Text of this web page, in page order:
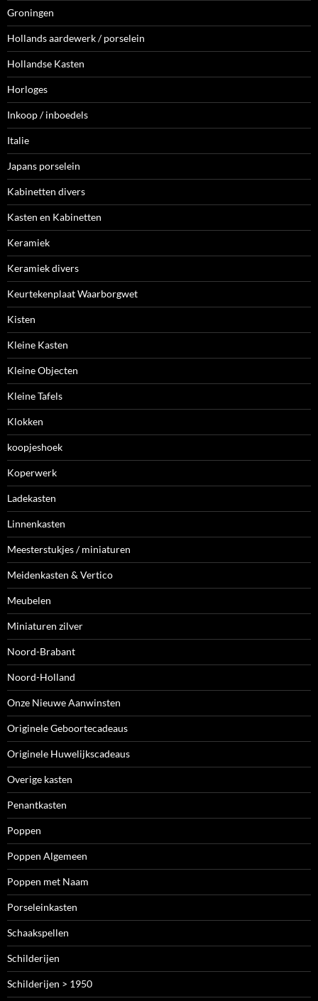
Groningen
Hollands aardewerk / porselein
Hollandse Kasten
Horloges
Inkoop / inboedels
Italie
Japans porselein
Kabinetten divers
Kasten en Kabinetten
Keramiek
Keramiek divers
Keurtekenplaat Waarborgwet
Kisten
Kleine Kasten
Kleine Objecten
Kleine Tafels
Klokken
koopjeshoek
Koperwerk
Ladekasten
Linnenkasten
Meesterstukjes / miniaturen
Meidenkasten & Vertico
Meubelen
Miniaturen zilver
Noord-Brabant
Noord-Holland
Onze Nieuwe Aanwinsten
Originele Geboortecadeaus
Originele Huwelijkscadeaus
Overige kasten
Penantkasten
Poppen
Poppen Algemeen
Poppen met Naam
Porseleinkasten
Schaakspellen
Schilderijen
Schilderijen > 1950